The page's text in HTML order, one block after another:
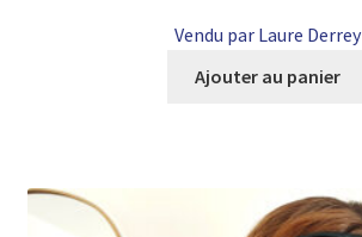
Vendu par Laure Derrey
Ajouter au panier